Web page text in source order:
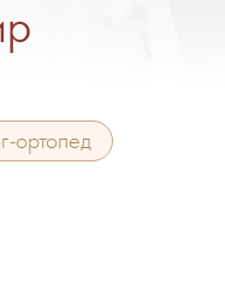
ортопед